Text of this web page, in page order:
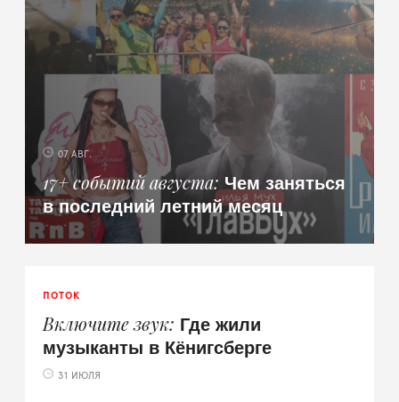
07 АВГ.
17+ событий августа Чем заняться
в последний летний месяц
ПОТОК
Включите звук Где жили
музыканты в Кёнигсберге
31 ИЮЛЯ